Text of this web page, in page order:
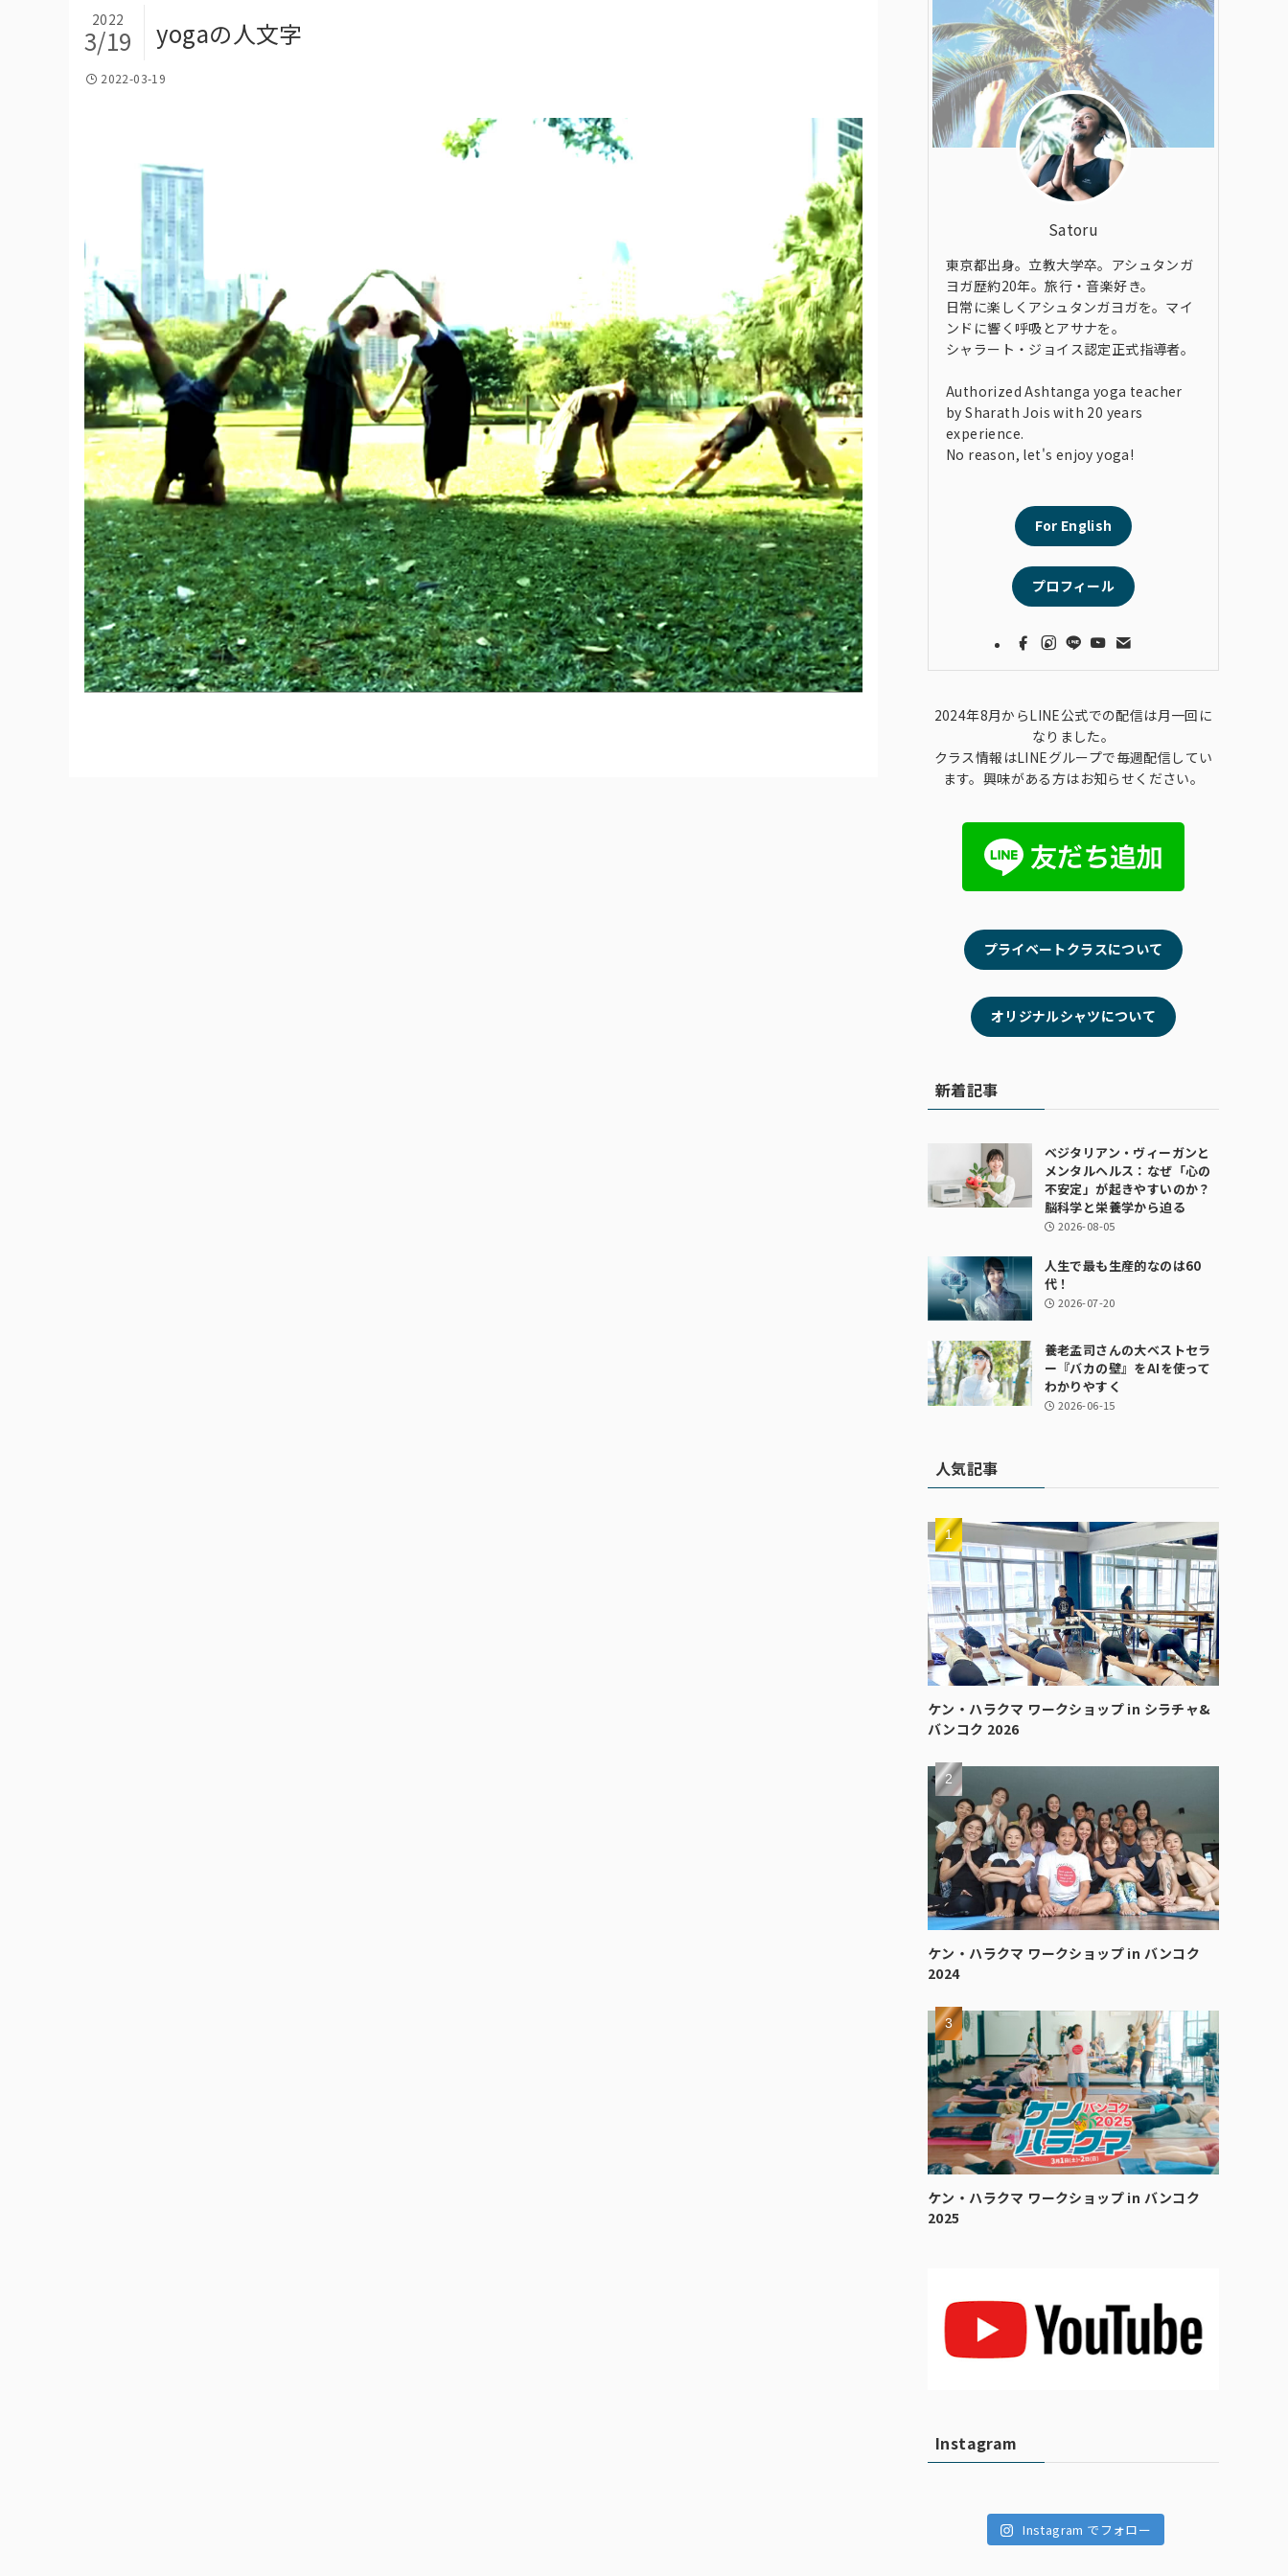
yogaの人文字
2022
3/19
2022-03-19
Satoru
東京都出身。立教大学卒。アシュタンガ
ヨガ歴約20年。旅行・音楽好き。
日常に楽しくアシュタンガヨガを。マイ
ンドに響く呼吸とアサナを。
シャラート・ジョイス認定正式指導者。
Authorized Ashtanga yoga teacher
by Sharath Jois with 20 years
experience.
No reason, let's enjoy yoga!
For English
プロフィール
2024年8月からLINE公式での配信は月一回に
なりました。
クラス情報はLINEグループで毎週配信してい
ます。興味がある方はお知らせください。
プライベートクラスについて
オリジナルシャツについて
新着記事
ベジタリアン・ヴィーガンと
メンタルヘルス：なぜ「心の
不安定」が起きやすいのか？
脳科学と栄養学から迫る
2026-08-05
人生で最も生産的なのは60
代！
2026-07-20
養老孟司さんの大ベストセラ
ー『バカの壁』をAIを使って
わかりやすく
2026-06-15
人気記事
ケン・ハラクマ ワークショップ in シラチャ&
バンコク 2026
ケン・ハラクマ ワークショップ in バンコク
2024
ケン・ハラクマ ワークショップ in バンコク
2025
Instagram
Instagram でフォロー